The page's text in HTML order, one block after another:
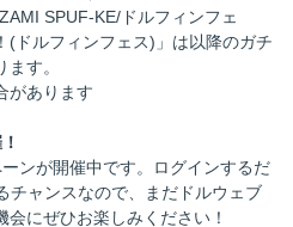
SPUF-KE/ドルフィンフェ
(ドルフィンフェス)」は以降のガチ
す。
があります
ンが開催中です。ログインするだ
チャンスなので、まだドルウェブ
にぜひお楽しみください！